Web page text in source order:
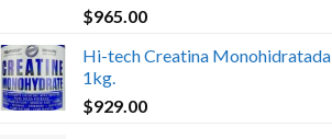
$965.00
Hi-tech Creatina Monohidratada
1kg.
$929.00